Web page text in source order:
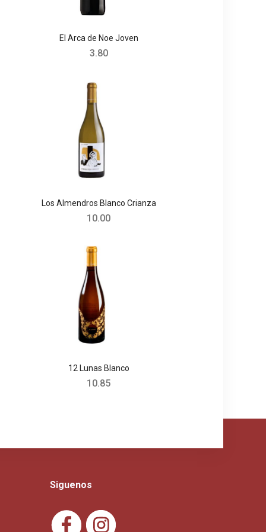
El Arca de Noe Joven
3.80
Los Almendros Blanco Crianza
10.00
12 Lunas Blanco
10.85
Siguenos